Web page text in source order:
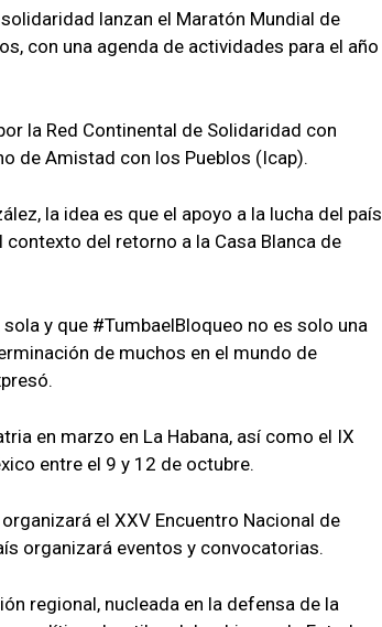
lanzan el Maratón Mundial de
con una agenda de actividades para el año
la Red Continental de Solidaridad con
de Amistad con los Pueblos (Icap).
la idea es que el apoyo a la lucha del país
del retorno a la Casa Blanca de
y que #TumbaelBloqueo no es solo una
de muchos en el mundo de
en marzo en La Habana, así como el IX
entre el 9 y 12 de octubre.
el XXV Encuentro Nacional de
organizará eventos y convocatorias.
regional, nucleada en la defensa de la